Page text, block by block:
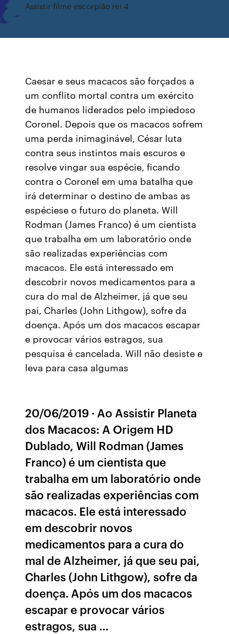
Assistir filme escorpião rei 4
Caesar e seus macacos são forçados a
um conflito mortal contra um exército
de humanos liderados pelo impiedoso
Coronel. Depois que os macacos sofrem
uma perda inimaginável, César luta
contra seus instintos mais escuros e
resolve vingar sua espécie, ficando
contra o Coronel em uma batalha que
irá determinar o destino de ambas as
espéciese o futuro do planeta. Will
Rodman (James Franco) é um cientista
que trabalha em um laboratório onde
são realizadas experiências com
macacos. Ele está interessado em
descobrir novos medicamentos para a
cura do mal de Alzheimer, já que seu
pai, Charles (John Lithgow), sofre da
doença. Após um dos macacos escapar
e provocar vários estragos, sua
pesquisa é cancelada. Will não desiste e
leva para casa algumas
20/06/2019 · Ao Assistir Planeta
dos Macacos: A Origem HD
Dublado, Will Rodman (James
Franco) é um cientista que
trabalha em um laboratório onde
são realizadas experiências com
macacos. Ele está interessado
em descobrir novos
medicamentos para a cura do
mal de Alzheimer, já que seu pai,
Charles (John Lithgow), sofre da
doença. Após um dos macacos
escapar e provocar vários
estragos, sua …